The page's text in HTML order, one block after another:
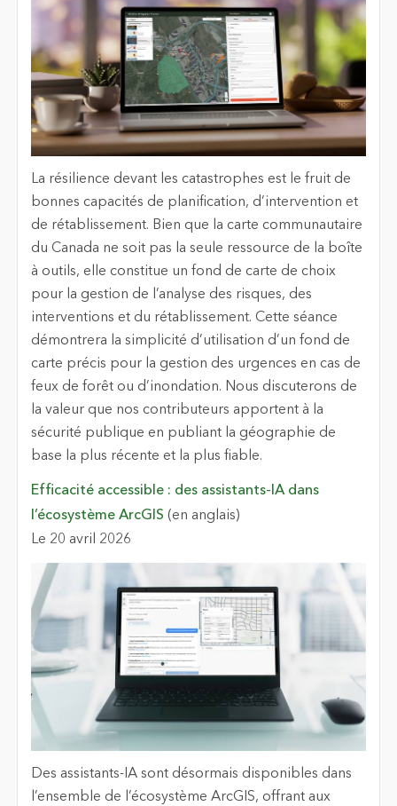
La résilience devant les catastrophes est le fruit de
bonnes capacités de planification, d’intervention et
de rétablissement. Bien que la carte communautaire
du Canada ne soit pas la seule ressource de la boîte
à outils, elle constitue un fond de carte de choix
pour la gestion de l’analyse des risques, des
interventions et du rétablissement. Cette séance
démontrera la simplicité d’utilisation d’un fond de
carte précis pour la gestion des urgences en cas de
feux de forêt ou d’inondation. Nous discuterons de
la valeur que nos contributeurs apportent à la
sécurité publique en publiant la géographie de
base la plus récente et la plus fiable.
Efficacité accessible : des assistants-IA dans
l’écosystème ArcGIS (en anglais)
Le 20 avril 2026
Des assistants-IA sont désormais disponibles dans
l’ensemble de l’écosystème ArcGIS, offrant aux